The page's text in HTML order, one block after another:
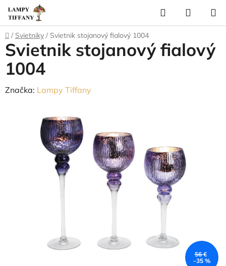
Prejsť
na
obsah
Hľadať
KOŠÍK
Domov
/ Svietniky / Svietnik stojanový fialový 1004
Svietnik stojanový fialový
1004
Značka: Lampy Tiffany
56 €
–35 %